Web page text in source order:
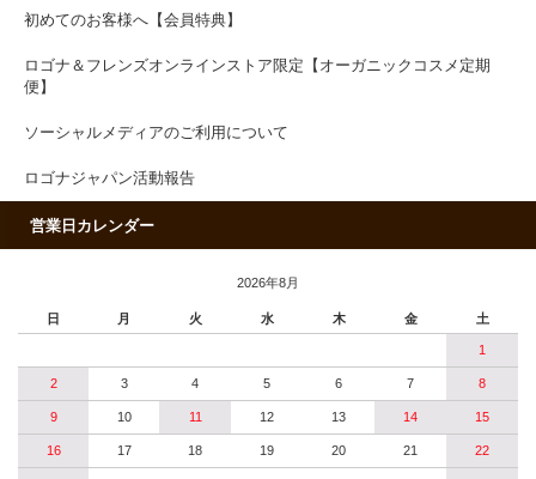
初めてのお客様へ【会員特典】
ロゴナ＆フレンズオンラインストア限定【オーガニックコスメ定期
便】
ソーシャルメディアのご利用について
ロゴナジャパン活動報告
営業日カレンダー
2026年8月
日 月 火 水 木 金 土
1
2 3 4 5 6 7 8
9 10 11 12 13 14 15
16 17 18 19 20 21 22